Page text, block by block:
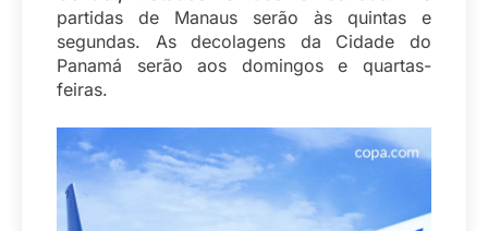
partidas de Manaus serão às quintas e
segundas. As decolagens da Cidade do
Panamá serão aos domingos e quartas-
feiras.